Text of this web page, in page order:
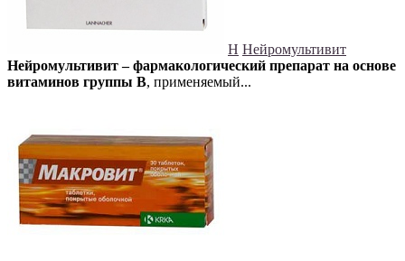
Н Нейромультивит
Нейромультивит – фармакологический препарат на основе
витаминов группы В, применяемый...